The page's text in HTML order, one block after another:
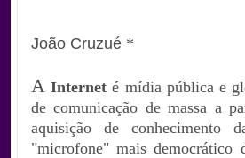
João Cruzué *
A Internet é mídia pública e
de comunicação de massa a
aquisição de
"microfone" mais democrático